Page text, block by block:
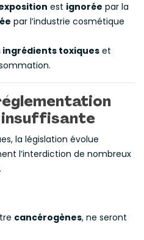
est ignorée par la
par l’industrie cosmétique
ingrédients toxiques et
la législation évolue
l’interdiction de nombreux
.
cancérogènes, ne seront